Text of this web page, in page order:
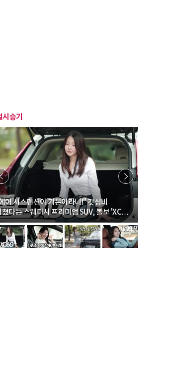
시승기
어 서스펜션이 기본이라니!" 갓성비
쳤다는 스웨디시 프리미엄 SUV, 볼보 'XC60
울트라'